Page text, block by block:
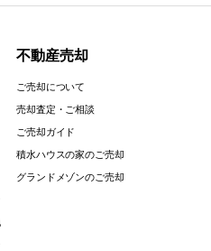
不動産売却
ご売却について
売却査定・ご相談
ご売却ガイド
積水ハウスの家のご売却
グランドメゾンのご売却